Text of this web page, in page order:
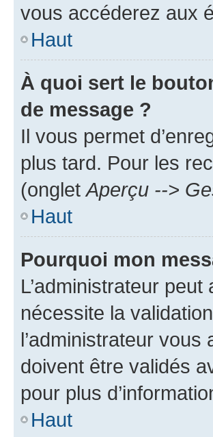
vous accéderez aux
Haut
À quoi sert le
de message ?
Il vous permet
plus tard. Pour les
(onglet Aperçu -->
Haut
Pourquoi mon
L’administrateur
nécessite la
l’administrateur
doivent être validés
pour plus
Haut